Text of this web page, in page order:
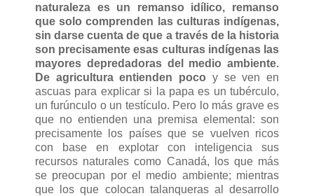
naturaleza es un remanso idílico, remanso
que solo comprenden las culturas indígenas,
sin darse cuenta de que a través de la historia
son precisamente esas culturas indígenas las
mayores depredadoras del medio ambiente.
De agricultura entienden poco y se ven en
ascuas para explicar si la papa es un tubérculo,
un furúnculo o un testículo. Pero lo más grave es
que no entienden una premisa elemental: son
precisamente los países que se vuelven ricos
con base en explotar con inteligencia sus
recursos naturales como Canadá, los que más
se preocupan por el medio ambiente; mientras
que los que colocan talanqueras al desarrollo